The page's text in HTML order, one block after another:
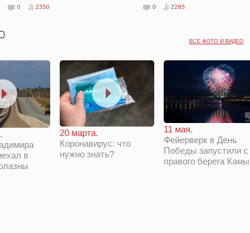
0 2350 0 2285
ВСЕ ФОТО И ВИДЕО
в
20 марта.
Коронавирус: что
нужно знать?
11 мая.
Фейерверк в День
Победы запустили с
правого берега Камы